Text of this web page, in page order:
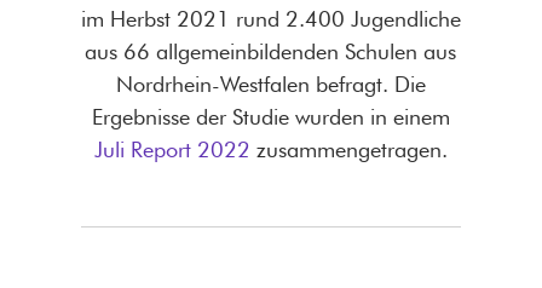
im Herbst 2021 rund 2.400 Jugendliche
aus 66 allgemeinbildenden Schulen aus
Nordrhein-Westfalen befragt. Die
Ergebnisse der Studie wurden in einem
Juli Report 2022 zusammengetragen.